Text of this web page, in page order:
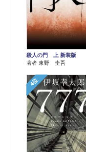
殺人の門 上 新装版
著者 東野 圭吾
4位